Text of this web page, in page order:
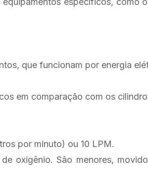
que funcionam por energia
em comparação com os
por minuto) ou 10 LPM.
oxigênio. São menores,